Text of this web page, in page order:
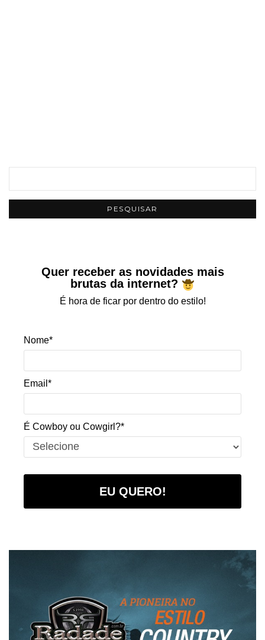
Quer receber as novidades mais
brutas da internet?
É hora de ficar por dentro do estilo!
Nome*
Email*
É Cowboy ou Cowgirl?*
EU QUERO!